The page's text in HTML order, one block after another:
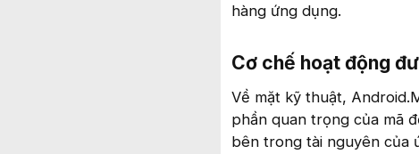
hàng ứng dụng.
Cơ chế hoạt động
Về mặt kỹ thuật,
phần quan trọng của mã
bên trong tài nguyên của